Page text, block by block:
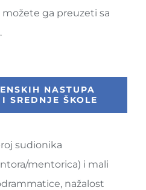
možete ga preuzeti sa
NASTUPA
SREDNJE ŠKOLE
sudionika
mentorica) i mali
nažalost